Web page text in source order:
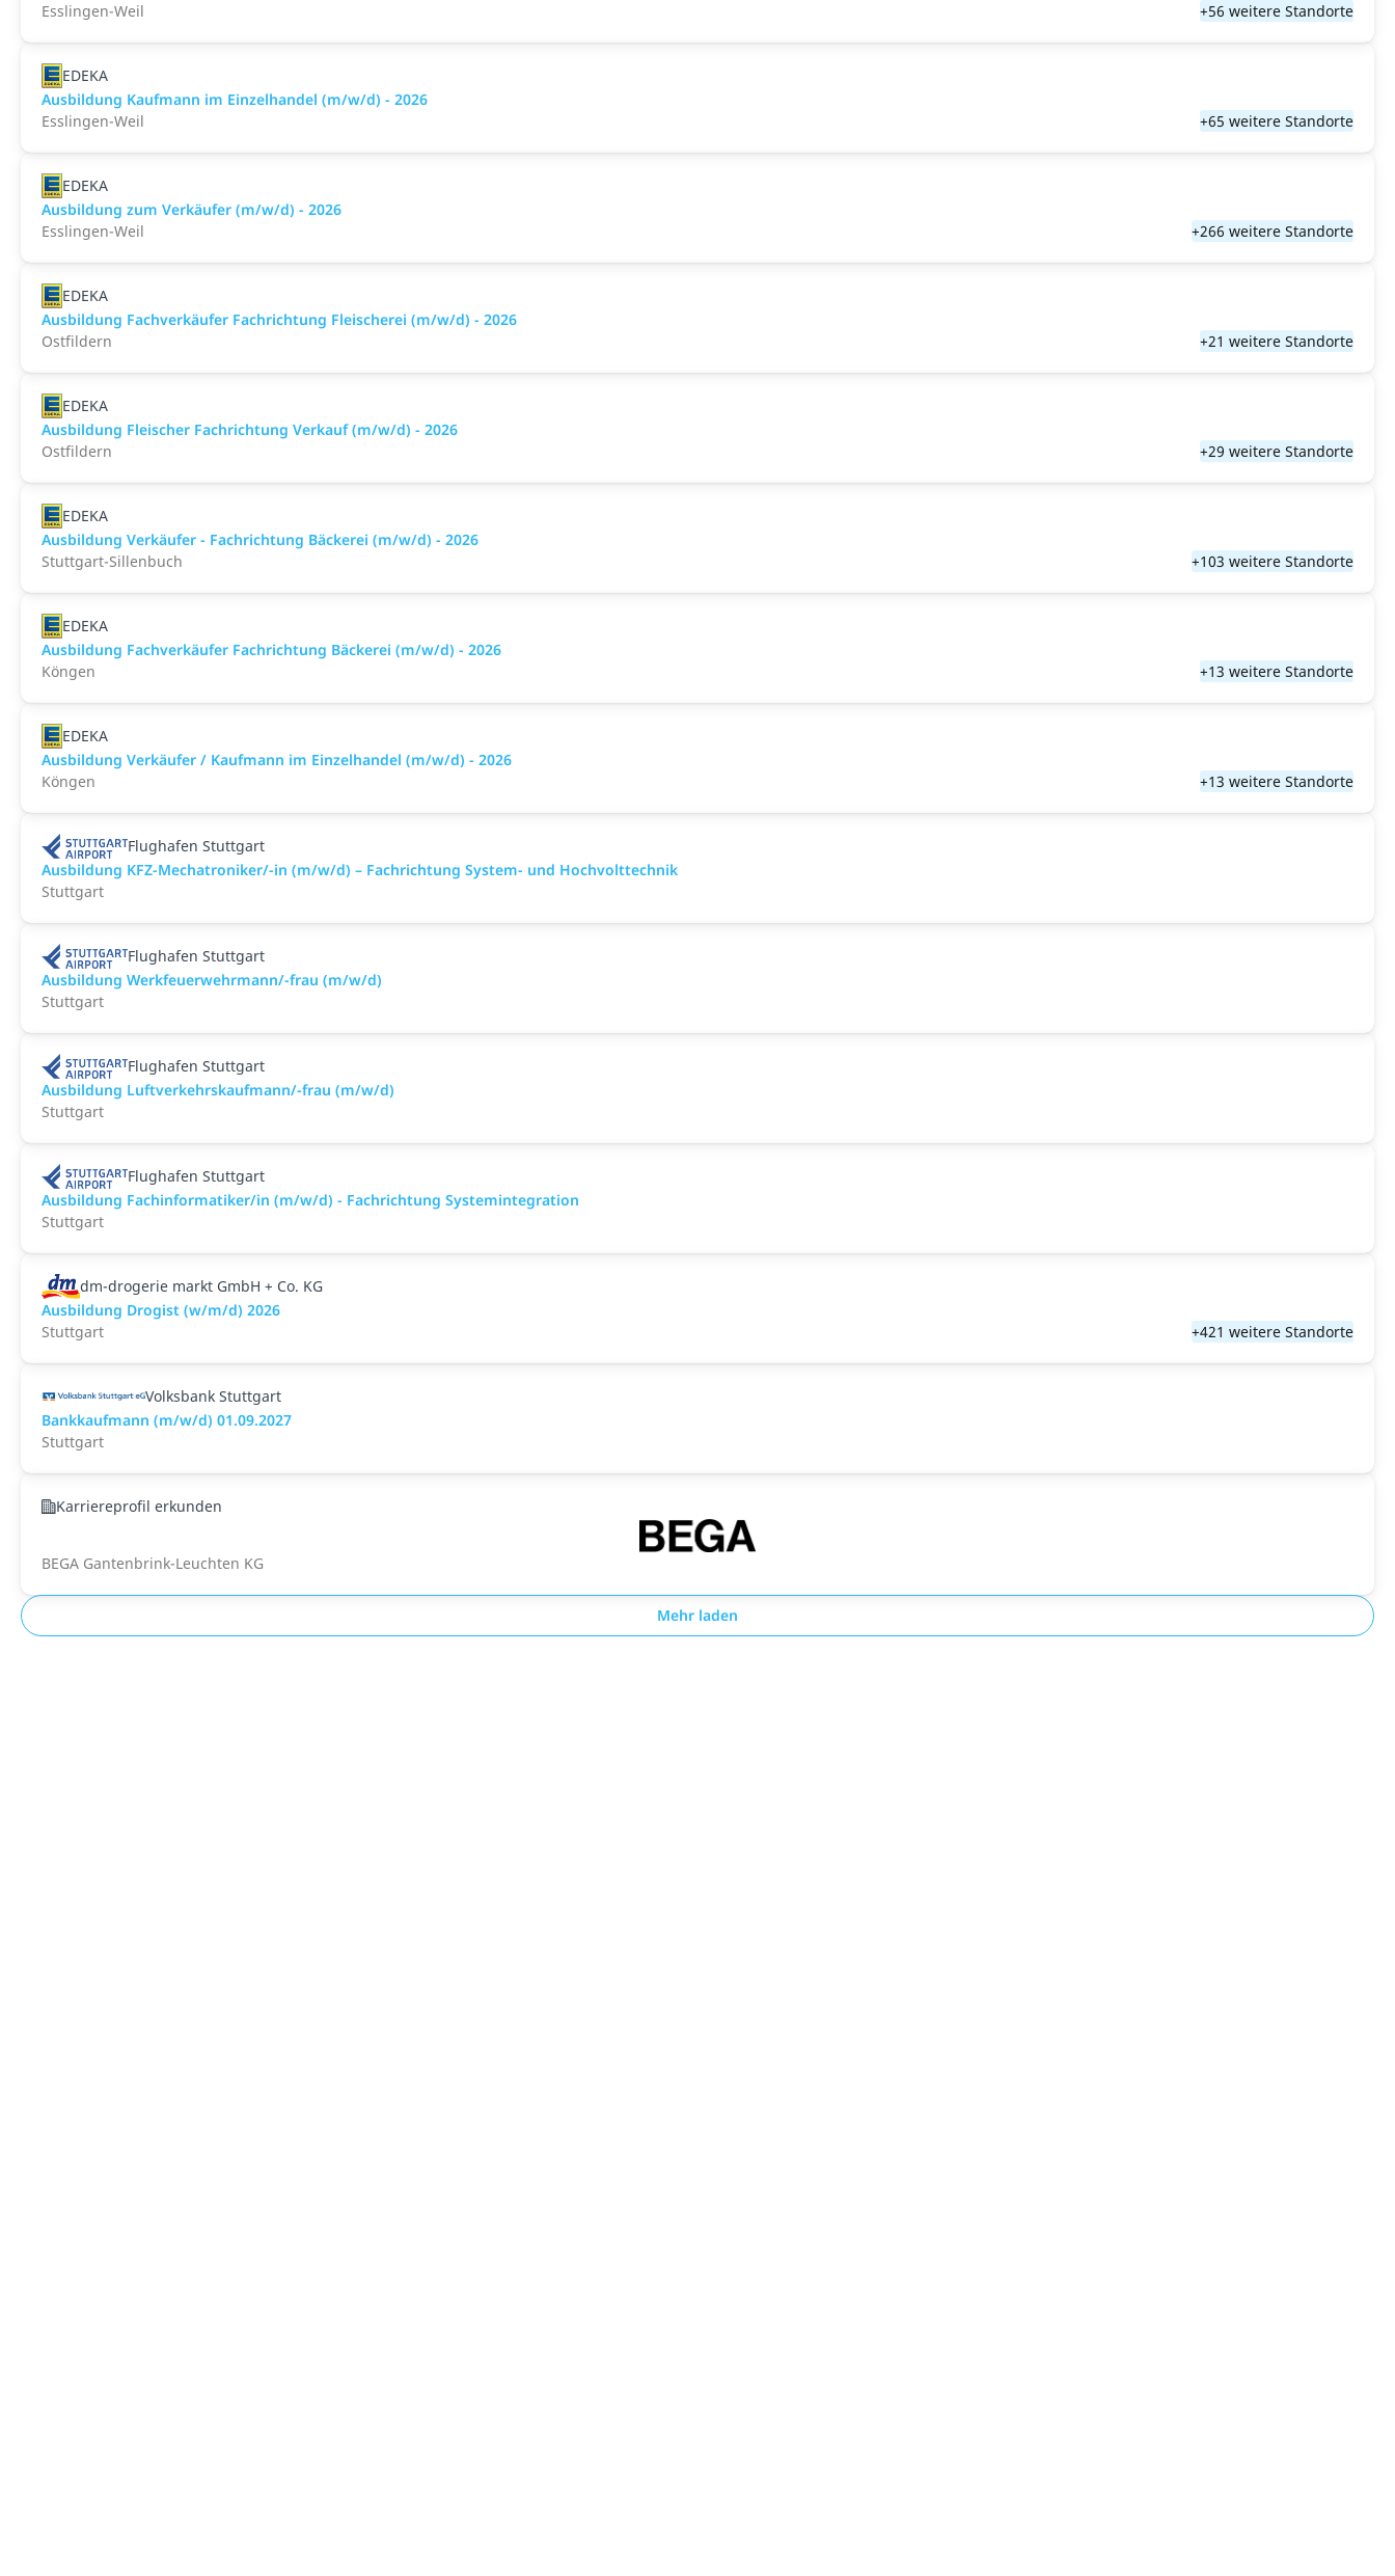
Esslingen-Weil
+56 weitere Standorte
EDEKA
Ausbildung Kaufmann im Einzelhandel (m/w/d) - 2026
Esslingen-Weil
+65 weitere Standorte
EDEKA
Ausbildung zum Verkäufer (m/w/d) - 2026
Esslingen-Weil
+266 weitere Standorte
EDEKA
Ausbildung Fachverkäufer Fachrichtung Fleischerei (m/w/d) - 2026
Ostfildern
+21 weitere Standorte
EDEKA
Ausbildung Fleischer Fachrichtung Verkauf (m/w/d) - 2026
Ostfildern
+29 weitere Standorte
EDEKA
Ausbildung Verkäufer - Fachrichtung Bäckerei (m/w/d) - 2026
Stuttgart-Sillenbuch
+103 weitere Standorte
EDEKA
Ausbildung Fachverkäufer Fachrichtung Bäckerei (m/w/d) - 2026
Köngen
+13 weitere Standorte
EDEKA
Ausbildung Verkäufer / Kaufmann im Einzelhandel (m/w/d) - 2026
Köngen
+13 weitere Standorte
Flughafen Stuttgart
Ausbildung KFZ-Mechatroniker/-in (m/w/d) – Fachrichtung System- und Hochvolttechnik
Stuttgart
Flughafen Stuttgart
Ausbildung Werkfeuerwehrmann/-frau (m/w/d)
Stuttgart
Flughafen Stuttgart
Ausbildung Luftverkehrskaufmann/-frau (m/w/d)
Stuttgart
Flughafen Stuttgart
Ausbildung Fachinformatiker/in (m/w/d) - Fachrichtung Systemintegration
Stuttgart
dm-drogerie markt GmbH + Co. KG
Ausbildung Drogist (w/m/d) 2026
Stuttgart
+421 weitere Standorte
Volksbank Stuttgart
Bankkaufmann (m/w/d) 01.09.2027
Stuttgart
Karriereprofil erkunden
BEGA Gantenbrink-Leuchten KG
Mehr laden